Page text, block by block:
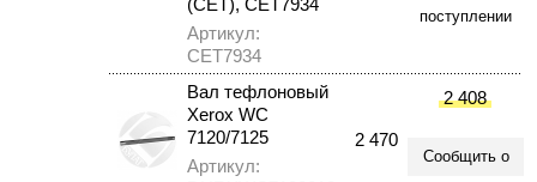
(CET), CET7934
Артикул:
CET7934
поступлении
Вал тефлоновый
Xerox WC
7120/7125
Артикул:
2 470
2 408
Сообщить о